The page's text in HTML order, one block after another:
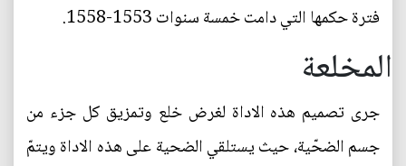
فترة حكمها التي دامت خمسة سنوات 1553-1558.
المخلعة
جرى تصميم هذه الاداة لغرض خلع وتمزيق كل جزء من
جسم الضحّية، حيث يستلقي الضحية على هذه الاداة ويتمّ